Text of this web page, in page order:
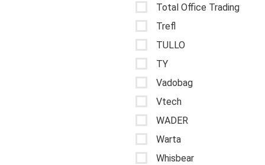
Total Office Trading
Trefl
TULLO
TY
Vadobag
Vtech
WADER
Warta
Whisbear